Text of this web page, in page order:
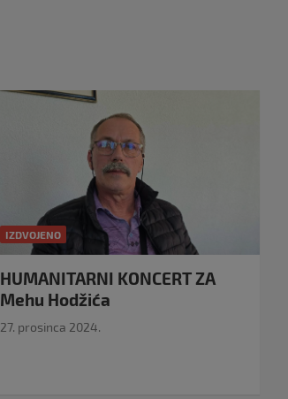
IZDVOJENO
HUMANITARNI KONCERT ZA
Mehu Hodžića
27. prosinca 2024.